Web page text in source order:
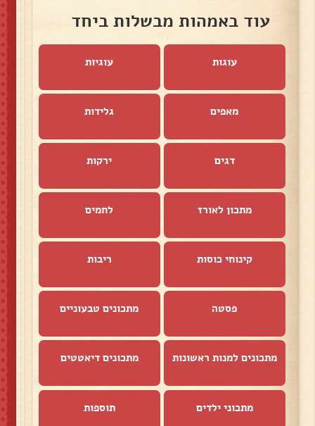
עוד באמהות מבשלות ביחד
עוגות עוגיות
מאפים גלידות
דגים ירקות
מתכון לאורז לחמים
קינוחי כוסות ריבות
פסטה מתכונים טבעוניים
מתכונים למנות ראשונות מתכונים דיאטטים
מתכוני ילדים תוספות